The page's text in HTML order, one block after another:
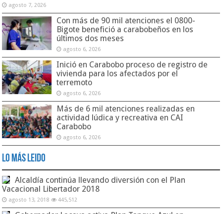
agosto 7, 2026
Con más de 90 mil atenciones el 0800-
Bigote benefició a carabobeños en los
últimos dos meses
agosto 6, 2026
Inició en Carabobo proceso de registro de
vivienda para los afectados por el
terremoto
agosto 6, 2026
Más de 6 mil atenciones realizadas en
actividad lúdica y recreativa en CAI
Carabobo
agosto 6, 2026
Lo Más Leido
Alcaldía continúa llevando diversión con el Plan
Vacacional Libertador 2018
agosto 13, 2018 445,512